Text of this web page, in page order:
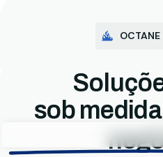
OCTANE
sob